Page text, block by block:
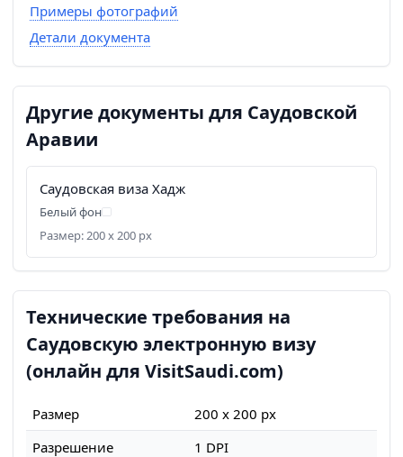
Примеры фотографий
Детали документа
Другие документы для Саудовской
Аравии
Саудовская виза Хадж
Белый фон
Размер: 200 x 200 px
Технические требования на
Саудовскую электронную визу
(онлайн для VisitSaudi.com)
Размер
200 x 200 px
Разрешение
1 DPI